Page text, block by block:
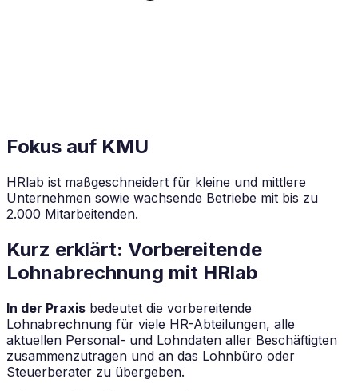
Fokus auf KMU
HRlab ist maßgeschneidert für kleine und mittlere
Unternehmen sowie wachsende Betriebe mit bis zu
2.000 Mitarbeitenden.
Kurz erklärt: Vorbereitende
Lohnabrechnung mit HRlab
In der Praxis bedeutet die vorbereitende
Lohnabrechnung für viele HR-Abteilungen, alle
aktuellen Personal- und Lohndaten aller Beschäftigten
zusammenzutragen und an das Lohnbüro oder
Steuerberater zu übergeben.